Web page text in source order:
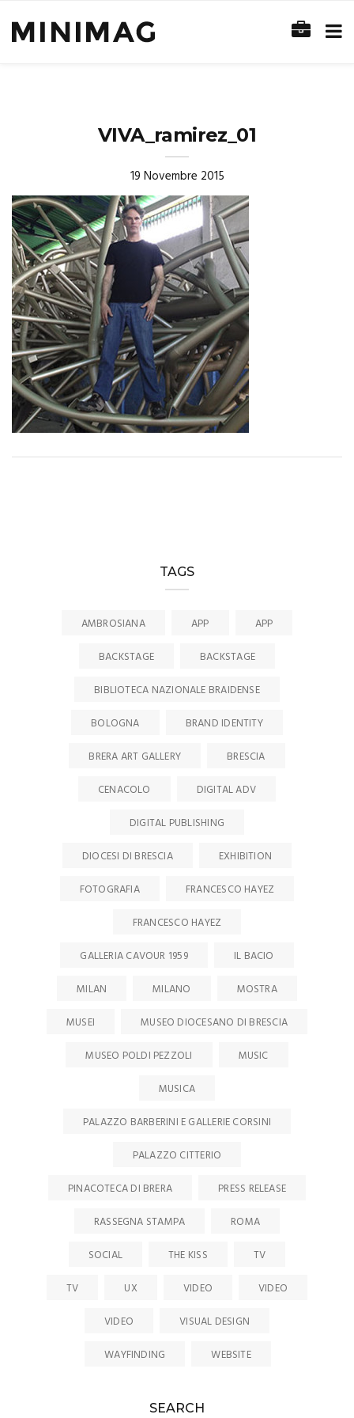
VIVA_ramirez_01
19 Novembre 2015
TAGS
AMBROSIANA APP
APP
BACKSTAGE
BACKSTAGE
BIBLIOTECA NAZIONALE BRAIDENSE
BOLOGNA
BRAND IDENTITY
BRERA ART GALLERY
BRESCIA
CENACOLO
DIGITAL ADV
DIGITAL PUBLISHING
DIOCESI DI BRESCIA
EXHIBITION
FOTOGRAFIA
FRANCESCO HAYEZ
FRANCESCO HAYEZ
GALLERIA CAVOUR 1959
IL BACIO
MILAN
MILANO
MOSTRA
MUSEI
MUSEO DIOCESANO DI BRESCIA
MUSEO POLDI PEZZOLI
MUSIC
MUSICA
PALAZZO BARBERINI E GALLERIE CORSINI
PALAZZO CITTERIO
PINACOTECA DI BRERA
PRESS RELEASE
RASSEGNA STAMPA
ROMA
SOCIAL
THE KISS
TV
TV
UX VIDEO
VIDEO
VIDEO
VISUAL DESIGN
WAYFINDING
WEBSITE
SEARCH